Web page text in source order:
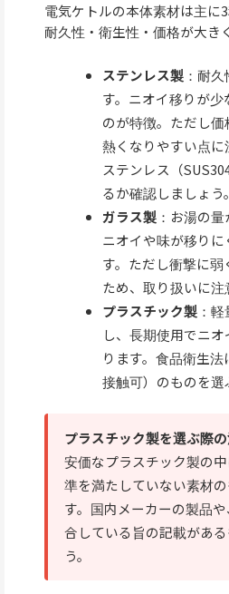
電気ケトルの本体素材は主に
耐久性・衛生性・価格が大き
ステンレス製：耐久
す。ニオイ移りが
のが特徴。ただし
熱くなりやすい点
ステンレス（
るか確認しましょう。
ガラス製：お湯の量
ニオイや味が移り
す。ただし衝撃に
ため、取り扱いに注
プラスチック製：軽
し、長期使用でニ
ります。食品衛生
接触可）のものを選
プラスチック製を選ぶ際
安価なプラスチック製の
準を満たしていない素材
す。国内メーカーの製品
合している旨の記載があ
う。